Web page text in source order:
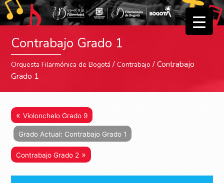
Contrabajo Grado 1
Orquesta Filarmónica de Bogotá /Contrabajo / Contrabajo
Grado 1
«Violonchelo Grado 9
Grado Actual: Contrabajo Grado 1
Contrabajo Grado 2 »